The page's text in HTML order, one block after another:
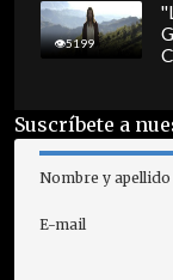
5199
Suscríbete a
Nombre y apellido
E-mail